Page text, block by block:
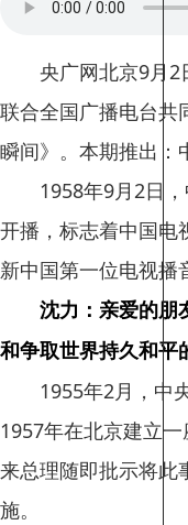
央广网北京9月
联合全国广播电台共
瞬间》。本期推出：
1958年9月2日
开播，标志着中国电
新中国第一位电视播
沈力：亲爱的朋
和争取世界持久和平
1955年2月，中
1957年在北京建立
来总理随即批示将此
施。